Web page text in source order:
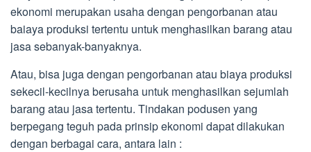
ekonomi merupakan usaha dengan pengorbanan atau
baiaya produksi tertentu untuk menghasilkan barang atau
jasa sebanyak-banyaknya.
Atau, bisa juga dengan pengorbanan atau biaya produksi
sekecil-kecilnya berusaha untuk menghasilkan sejumlah
barang atau jasa tertentu. Tindakan podusen yang
berpegang teguh pada prinsip ekonomi dapat dilakukan
dengan berbagai cara, antara lain :